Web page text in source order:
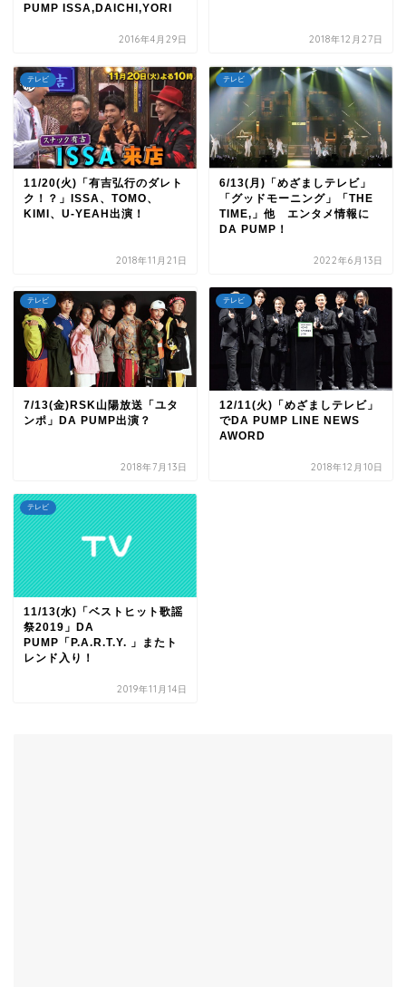
PUMP ISSA,DAICHI,YORI
2016年4月29日 2018年12月27日
テレビ
11/20(火)「有吉弘行のダレト
ク！？」ISSA、TOMO、
KIMI、U-YEAH出演！
2018年11月21日
テレビ
6/13(月)「めざましテレビ」
「グッドモーニング」「THE
TIME,」他 エンタメ情報に
DA PUMP！
2022年6月13日
テレビ
7/13(金)RSK山陽放送「ユタ
ンポ」DA PUMP出演？
2018年7月13日
テレビ
12/11(火)「めざましテレビ」
でDA PUMP LINE NEWS
AWORD
2018年12月10日
テレビ
11/13(水)「ベストヒット歌謡
祭2019」DA
PUMP「P.A.R.T.Y. 」またト
レンド入り！
2019年11月14日